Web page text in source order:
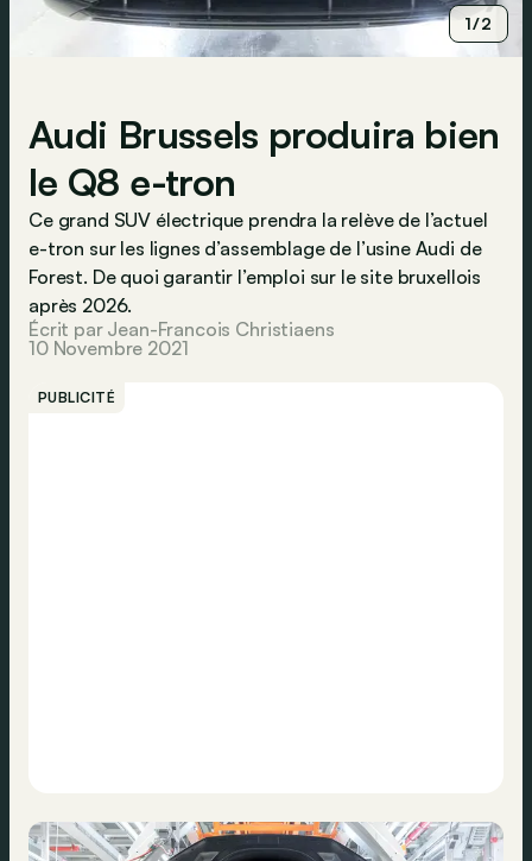
1/2
Audi Brussels produira bien
le Q8 e-tron
Ce grand SUV électrique prendra la relève de l’actuel
e-tron sur les lignes d’assemblage de l’usine Audi de
Forest. De quoi garantir l’emploi sur le site bruxellois
après 2026.
Écrit par Jean-Francois Christiaens
10 Novembre 2021
PUBLICITÉ